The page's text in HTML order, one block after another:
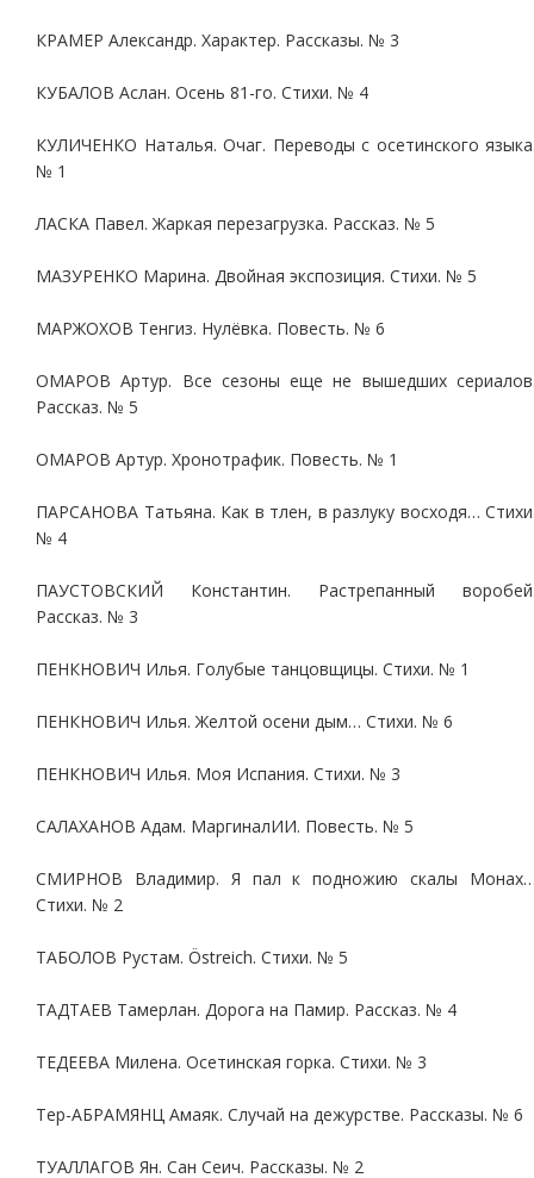
КРАМЕР Александр. Характер. Рассказы. № 3
КУБАЛОВ Аслан. Осень 81-го. Стихи. № 4
КУЛИЧЕНКО Наталья. Очаг. Переводы с осетинского
№ 1
ЛАСКА Павел. Жаркая перезагрузка. Рассказ. № 5
МАЗУРЕНКО Марина. Двойная экспозиция. Стихи. № 5
МАРЖОХОВ Тенгиз. Нулёвка. Повесть. № 6
ОМАРОВ Артур. Все сезоны еще не вышедших
Рассказ. № 5
ОМАРОВ Артур. Хронотрафик. Повесть. № 1
ПАРСАНОВА Татьяна. Как в тлен, в разлуку восходя…
№ 4
ПАУСТОВСКИЙ Константин. Растрепанный
Рассказ. № 3
ПЕНКНОВИЧ Илья. Голубые танцовщицы. Стихи. № 1
ПЕНКНОВИЧ Илья. Желтой осени дым… Стихи. № 6
ПЕНКНОВИЧ Илья. Моя Испания. Стихи. № 3
САЛАХАНОВ Адам. МаргиналИИ. Повесть. № 5
СМИРНОВ Владимир. Я пал к подножию скалы
Стихи. № 2
ТАБОЛОВ Рустам. Östreich. Стихи. № 5
ТАДТАЕВ Тамерлан. Дорога на Памир. Рассказ. № 4
ТЕДЕЕВА Милена. Осетинская горка. Стихи. № 3
Тер-АБРАМЯНЦ Амаяк. Случай на дежурстве. Рассказы. № 6
ТУАЛЛАГОВ Ян. Сан Сеич. Рассказы. № 2